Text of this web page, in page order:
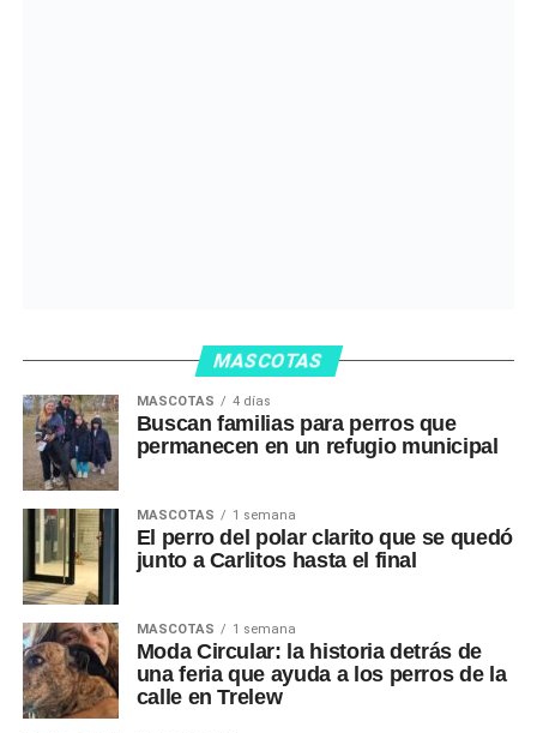
MASCOTAS
MASCOTAS 4 días
Buscan familias para perros que
permanecen en un refugio municipal
MASCOTAS 1 semana
El perro del polar clarito que se quedó
junto a Carlitos hasta el final
MASCOTAS 1 semana
Moda Circular: la historia detrás de
una feria que ayuda a los perros de la
calle en Trelew